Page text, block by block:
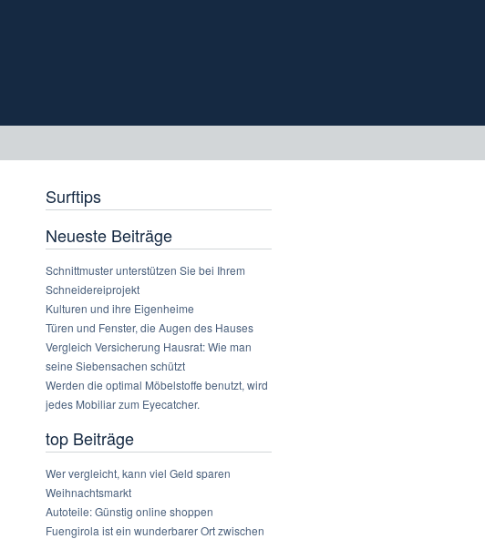
Surftips
Neueste Beiträge
Schnittmuster unterstützen Sie bei Ihrem
Schneidereiprojekt
Kulturen und ihre Eigenheime
Türen und Fenster, die Augen des Hauses
Vergleich Versicherung Hausrat: Wie man
seine Siebensachen schützt
Werden die optimal Möbelstoffe benutzt, wird
jedes Mobiliar zum Eyecatcher.
top Beiträge
Wer vergleicht, kann viel Geld sparen
Weihnachtsmarkt
Autoteile: Günstig online shoppen
Fuengirola ist ein wunderbarer Ort zwischen